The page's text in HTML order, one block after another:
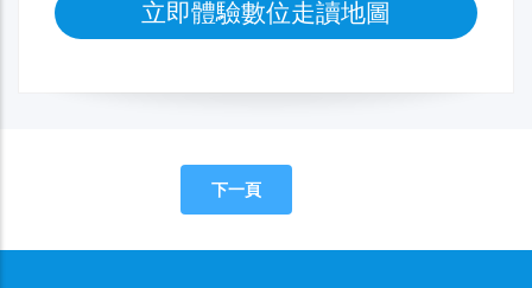
立即體驗數位走讀地圖
下一頁